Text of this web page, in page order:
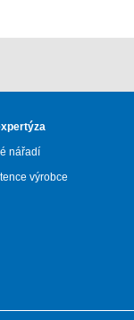
nářadí
výrobce